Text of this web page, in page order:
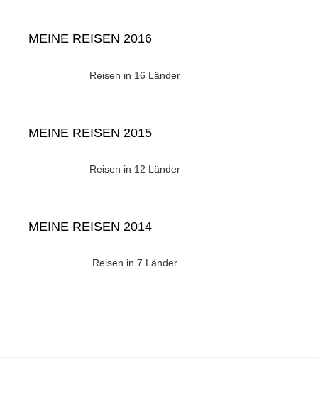
MEINE REISEN 2016
Reisen in 16 Länder
MEINE REISEN 2015
Reisen in 12 Länder
MEINE REISEN 2014
Reisen in 7 Länder